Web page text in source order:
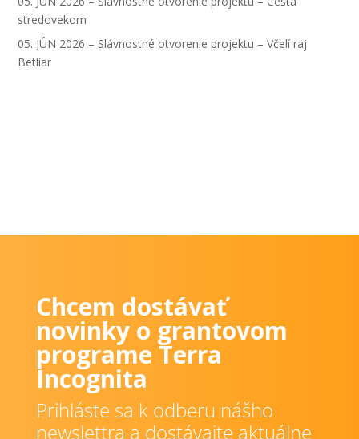
stredovekom
05. JÚN 2026 – Slávnostné otvorenie projektu – Včelí raj
Betliar
Chcem dostávať
novinky o grantovom
programe Terra
Incognita
Prihláste sa k odberu nášho
newslettra a dostávajte aktuálne